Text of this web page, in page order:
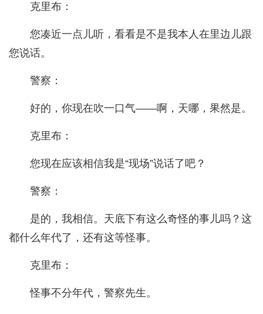
克里布：
您凑近一点儿听，看看是不是我本人在里边儿跟
您说话。
警察：
好的，你现在吹一口气——啊，天哪，果然是。
克里布：
您现在应该相信我是“现场”说话了吧？
警察：
是的，我相信。天底下有这么奇怪的事儿吗？这
都什么年代了，还有这等怪事。
克里布：
怪事不分年代，警察先生。